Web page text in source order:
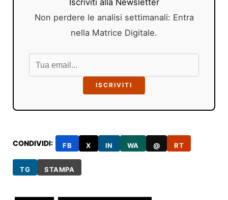
Non perdere le analisi settimanali: Entra
nella Matrice Digitale.
ISCRIVITI
CONDIVIDI: FB X IN WA @ RT
TG STAMPA